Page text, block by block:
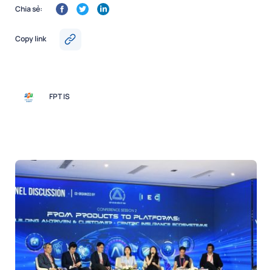
Chia sẻ:
Copy link
FPT IS